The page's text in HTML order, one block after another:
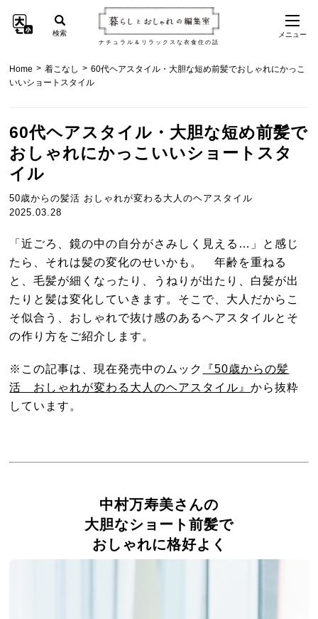
ナチュラル＆リラックスな衣食住の話
検索 メニュー
Home > 着こなし > 60代ヘアスタイル・大胆な短め前髪でおしゃれにかっこ
いいショートスタイル
60代ヘアスタイル・大胆な短め前髪で
おしゃれにかっこいいショートスタ
イル
50歳からの髪活 おしゃれが変わる大人のヘアスタイル
2025.03.28
「近ごろ、鏡の中の自分がさみしく見える…」と感じ
たら、それは髪の変化のせいかも。 年齢を重ねる
と、毛髪が細くなったり、うねりが出たり、白髪が出
たりと髪は変化していきます。そこで、大人だからこ
そ似合う、おしゃれで抜け感のあるヘアスタイルとそ
の作り方をご紹介します。
※この記事は、現在発売中のムック
『50歳からの髪
活 おしゃれが変わる大人のヘアスタイル』から抜粋
しています。
中村万寿美さんの
大胆なショート前髪で
おしゃれに格好よく